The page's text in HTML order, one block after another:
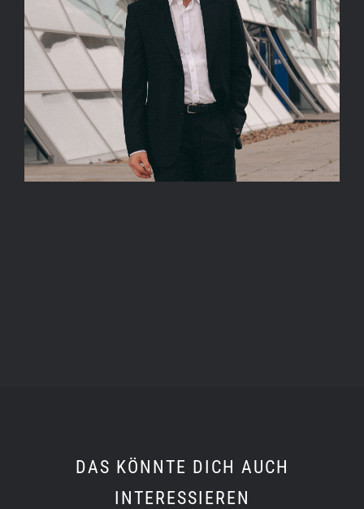
DAS KÖNNTE DICH AUCH
INTERESSIEREN